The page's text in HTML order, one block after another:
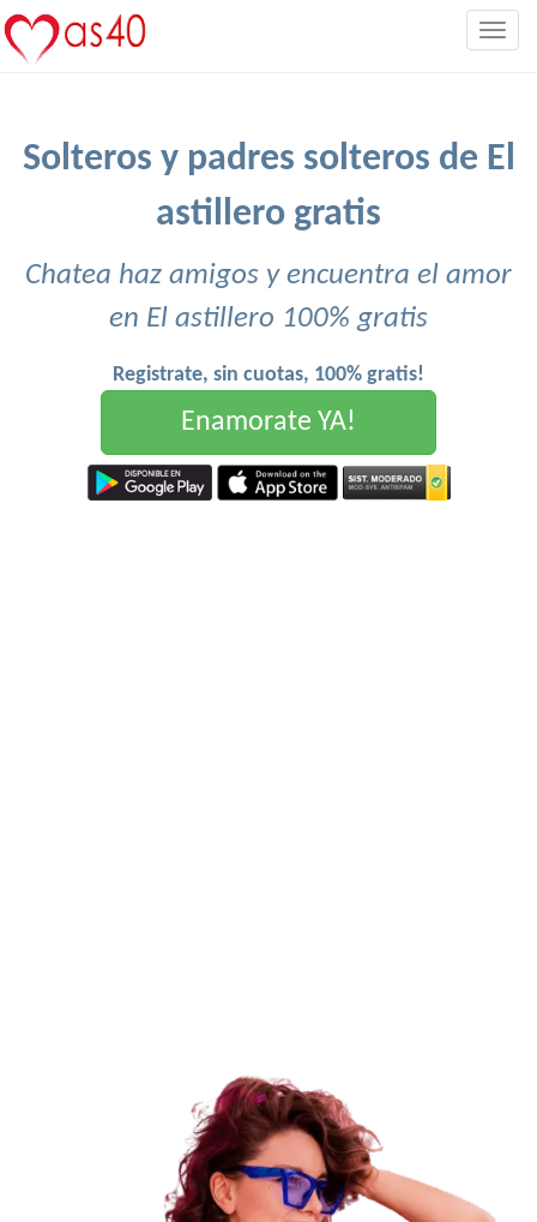
Solteros y padres solteros de El
astillero gratis
Chatea haz amigos y encuentra el amor
en El astillero 100% gratis
Registrate, sin cuotas, 100% gratis!
Enamorate YA!